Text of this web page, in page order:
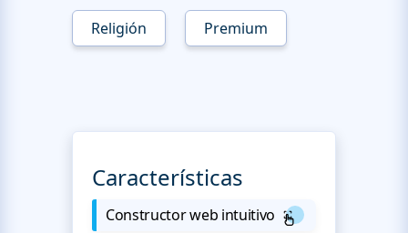
Religión Premium
Características
Constructor web intuitivo